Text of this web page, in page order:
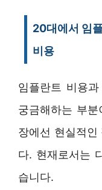
20대에서 임
비용
임플란트 비용
궁금해하는 부
장에선 현실적인
다. 현재로서는
습니다.